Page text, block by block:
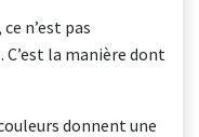
n’est pas
C’est la manière dont
donnent une